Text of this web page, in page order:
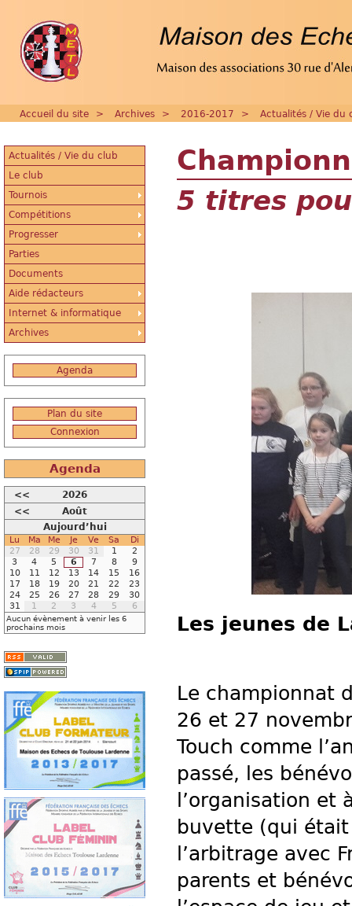
Accueil du site > Archives > 2016-2017 > Actualités / Vie du
5 titres
Les jeunes de
Le championnat
26 et 27
Touch comme
passé, les
l’organisation
buvette (qui
l’arbitrage avec
parents et
Actualités / Vie du club
Le club
Tournois
Compétitions
Progresser
Parties
Documents
Aide rédacteurs
Internet & informatique
Archives
Agenda
Plan du site
Connexion
Agenda
<<
2026
<<
Août
Aujourd’hui
Lu Ma Me Je Ve Sa
Di
27
28 29 30 31 1
2
3
4 5 6 7 8
9
10
11 12 13 14 15
16
17
18 19 20 21 22
23
24
25 26 27 28 29
30
31
1 2 3 4 5 6
Aucun évènement à venir les 6
prochains mois